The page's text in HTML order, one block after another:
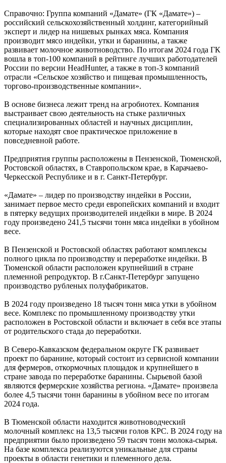
Справочно: Группа компаний «Дамате» (ГК «Дамате») –
российский сельскохозяйственный холдинг, категорийный
эксперт и лидер на нишевых рынках мяса. Компания
производит мясо индейки, утки и баранины, а также
развивает молочное животноводство. По итогам 2024 года ГК
вошла в топ-100 компаний в рейтинге лучших работодателей
России по версии HeadHunter, а также в топ-3 компаний
отрасли «Сельское хозяйство и пищевая промышленность,
торгово-производственные компании».
В основе бизнеса лежит тренд на агробиотех. Компания
выстраивает свою деятельность на стыке различных
специализированных областей и научных дисциплин,
которые находят свое практическое приложение в
повседневной работе.
Предприятия группы расположены в Пензенской, Тюменской,
Ростовской областях, в Ставропольском крае, в Карачаево-
Черкесской Республике и в г. Санкт-Петербург.
«Дамате» – лидер по производству индейки в России,
занимает первое место среди европейских компаний и входит
в пятерку ведущих производителей индейки в мире. В 2024
году произведено 241,5 тысячи тонн мяса индейки в убойном
весе.
В Пензенской и Ростовской областях работают комплексы
полного цикла по производству и переработке индейки. В
Тюменской области расположен крупнейший в стране
племенной репродуктор. В г.Санкт-Петербург запущено
производство рубленых полуфабрикатов.
В 2024 году произведено 18 тысяч тонн мяса утки в убойном
весе. Комплекс по промышленному производству утки
расположен в Ростовской области и включает в себя все этапы
от родительского стада до переработки.
В Северо-Кавказском федеральном округе ГК развивает
проект по баранине, который состоит из сервисной компании
для фермеров, откормочных площадок и крупнейшего в
стране завода по переработке баранины. Сырьевой базой
являются фермерские хозяйства региона. «Дамате» произвела
более 4,5 тысячи тонн баранины в убойном весе по итогам
2024 года.
В Тюменской области находится животноводческий
молочный комплекс на 13,5 тысячи голов КРС. В 2024 году на
предприятии было произведено 59 тысяч тонн молока-сырья.
На базе комплекса реализуются уникальные для страны
проекты в области генетики и племенного дела.